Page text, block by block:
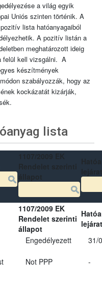
a világ egyik
Uniós szinten történik. A
lista hatóanyagaiból
A pozitív listán a
meghatározott ideig
felül kell vizsgálni. A
készítmények
szabályozzák, hogy az
kockázatát kizárják,
lista
1107/2009 EK
Rendelet szerinti
állapot
Engedélyezett
31/
Not PPP -